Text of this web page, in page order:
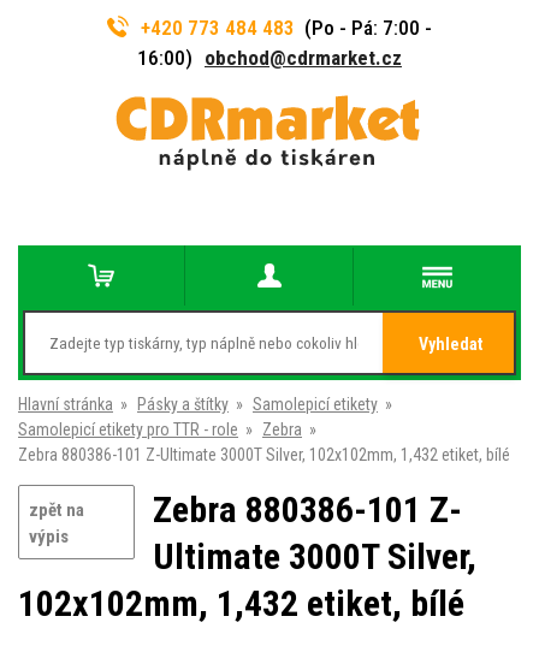
+420 773 484 483 (Po - Pá: 7:00 -
16:00) obchod@cdrmarket.cz
Vyhledat
Hlavní stránka » Pásky a štítky » Samolepicí etikety »
Samolepicí etikety pro TTR - role » Zebra »
Zebra 880386-101 Z-Ultimate 3000T Silver, 102x102mm, 1,432 etiket, bílé
zpět na
výpis
Zebra 880386-101 Z-
Ultimate 3000T Silver,
102x102mm, 1,432 etiket, bílé